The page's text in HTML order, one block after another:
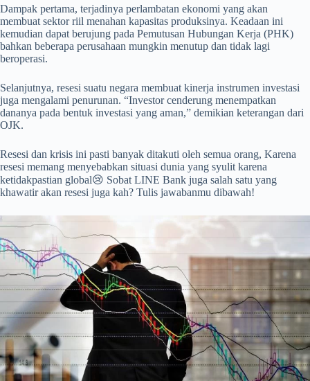
Dampak pertama, terjadinya perlambatan ekonomi yang akan
membuat sektor riil menahan kapasitas produksinya. Keadaan ini
kemudian dapat berujung pada Pemutusan Hubungan Kerja (PHK)
bahkan beberapa perusahaan mungkin menutup dan tidak lagi
beroperasi.
Selanjutnya, resesi suatu negara membuat kinerja instrumen investasi
juga mengalami penurunan. “Investor cenderung menempatkan
dananya pada bentuk investasi yang aman,” demikian keterangan dari
OJK.
Resesi dan krisis ini pasti banyak ditakuti oleh semua orang, Karena
resesi memang menyebabkan situasi dunia yang syulit karena
ketidakpastian global😢 Sobat LINE Bank juga salah satu yang
khawatir akan resesi juga kah? Tulis jawabanmu dibawah!